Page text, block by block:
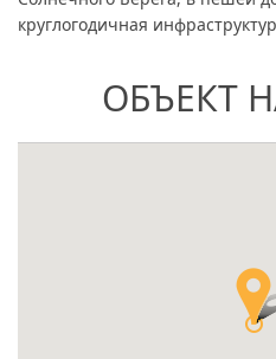
круглогодичная
ОБЪЕКТ